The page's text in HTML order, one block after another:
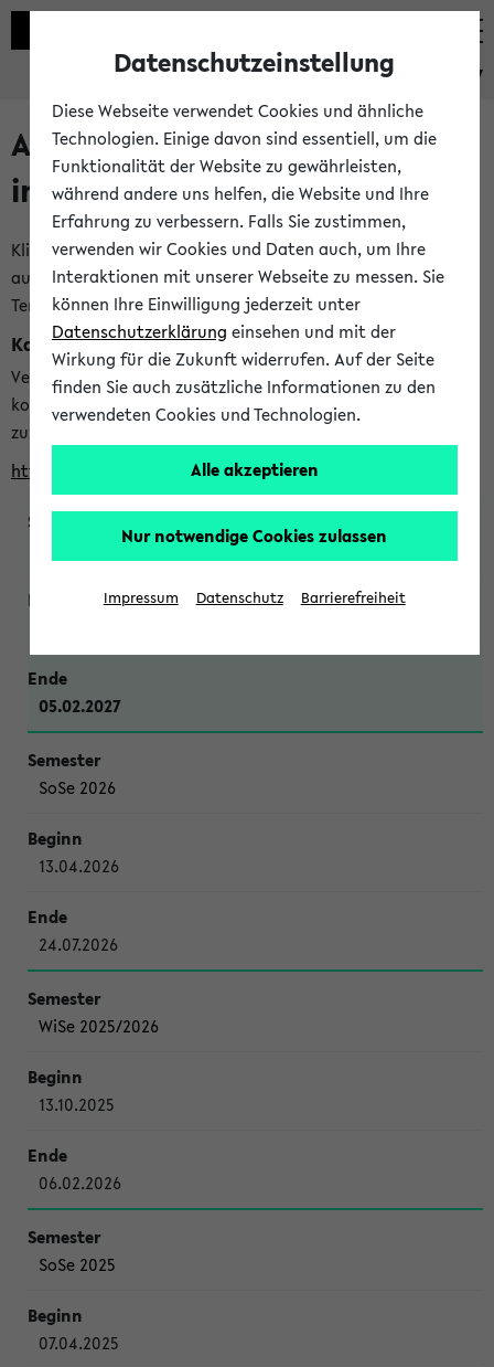
eKVV
Alle veröffentlichten Semester
im eKVV
Klicken Sie auf das Semester, welches Sie für Ihre Sitzung
auswählen möchten. Bitte beachten Sie auch die weiteren
Termine imKalender der Lehrplanung
Kalenderintegration
Verwenden Sie die folgende Adresse, um mit einer
kompatiblen Kalenderanwendung auf die Vorlesungszeiten
zuzugreifen (nähere Informationen
finden Sie hier
https://ekvv.uni-bielefeld.de/ws/calendar?vz
WiSe 2026/2027
05.02.2027
SoSe 2026
13.04.2026
24.07.2026
WiSe 2025/2026
13.10.2025
06.02.2026
SoSe 2025
07.04.2025
Datenschutzeinstellung
Diese Webseite verwendet Cookies und ähnliche
Technologien. Einige davon sind essentiell, um die
Funktionalität der Website zu gewährleisten,
während andere uns helfen, die Website und Ihre
Erfahrung zu verbessern. Falls Sie zustimmen,
verwenden wir Cookies und Daten auch, um Ihre
Interaktionen mit unserer Webseite zu messen. Sie
können Ihre Einwilligung jederzeit unter
Datenschutzerklärung einsehen und mit der
Wirkung für die Zukunft widerrufen. Auf der Seite
finden Sie auch zusätzliche Informationen zu den
verwendeten Cookies und Technologien.
Alle akzeptieren
Nur notwendige Cookies zulassen
Impressum Datenschutz Barrierefreiheit